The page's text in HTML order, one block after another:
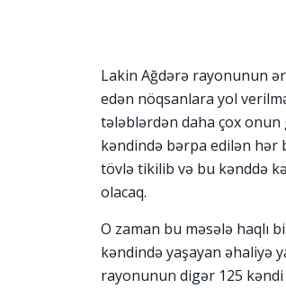
Lakin Ağdərə rayonunun
edən nöqsanlara yol
tələblərdən daha çox onun
kəndində bərpa edilən hər
tövlə tikilib və bu kənddə
olacaq.
O zaman bu məsələ haqlı
kəndində yaşayan əhaliyə
rayonunun digər 125